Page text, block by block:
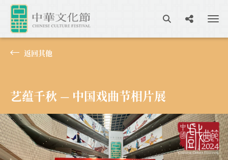
返回其他
艺蕴千秋 — 中国戏曲节相片展